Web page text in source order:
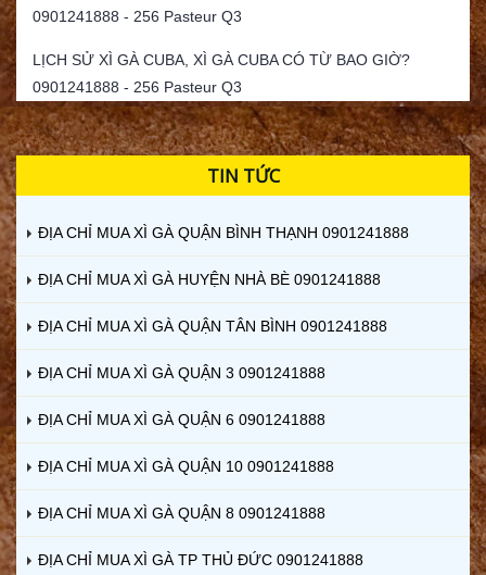
0901241888 - 256 Pasteur Q3
LỊCH SỬ XÌ GÀ CUBA, XÌ GÀ CUBA CÓ TỪ BAO GIỜ?
0901241888 - 256 Pasteur Q3
TIN TỨC
ĐỊA CHỈ MUA XÌ GÀ QUẬN BÌNH THẠNH 0901241888
ĐỊA CHỈ MUA XÌ GÀ HUYỆN NHÀ BÈ 0901241888
ĐỊA CHỈ MUA XÌ GÀ QUẬN TÂN BÌNH 0901241888
ĐỊA CHỈ MUA XÌ GÀ QUẬN 3 0901241888
ĐỊA CHỈ MUA XÌ GÀ QUẬN 6 0901241888
ĐỊA CHỈ MUA XÌ GÀ QUẬN 10 0901241888
ĐỊA CHỈ MUA XÌ GÀ QUẬN 8 0901241888
ĐỊA CHỈ MUA XÌ GÀ TP THỦ ĐỨC 0901241888